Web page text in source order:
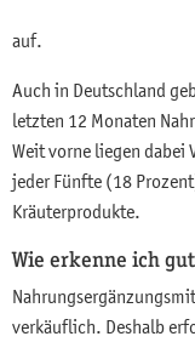
auf.
Auch in Deutschland
letzten 12 Monaten
Weit vorne liegen
jeder Fünfte (18
Kräuterprodukte.
Wie erkenne ich
verkäuflich. Deshalb